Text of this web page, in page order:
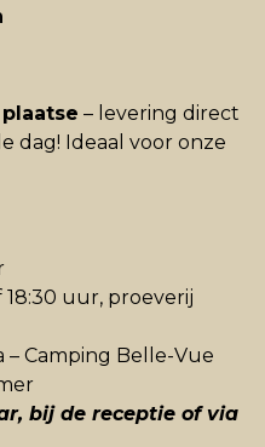
– levering direct
dag! Ideaal voor onze
uur, proeverij
– Camping Belle-Vue
bij de receptie of via